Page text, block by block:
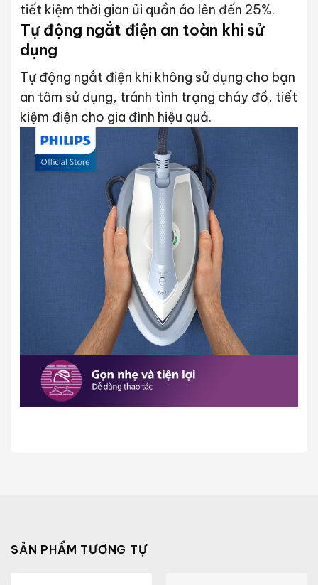
tiết kiệm thời gian ủi quần áo lên đến 25%.
Tự động ngắt điện an toàn khi sử
dụng
Tự động ngắt điện khi không sử dụng cho bạn
an tâm sử dụng, tránh tình trạng cháy đồ, tiết
kiệm điện cho gia đình hiệu quả.
SẢN PHẨM TƯƠNG TỰ